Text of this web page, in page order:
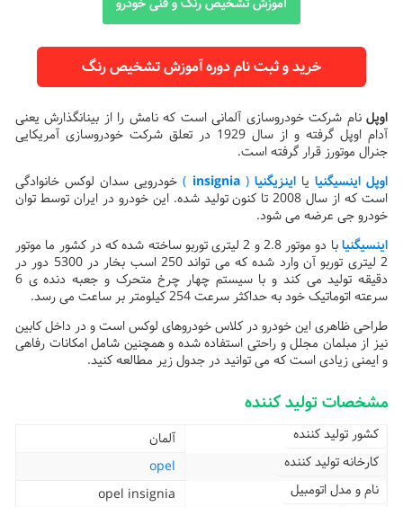
خرید و ثبت نام دوره آموزش تشخیص رنگ
اوپل نام شرکت خودروسازی آلمانی است که نامش را از بینانگذارش یعنی
آدام اوپل گرفته و از سال 1929 در تعلق شرکت خودروسازی آمریکایی
جنرال موتورز قرار گرفته است.
اوپل اینسیگنیا یااینزیگنیا (
insignia
)خودرویی سدان لوکس خانوادگی
است که از سال 2008 تا کنون تولید شده. این خودرو در ایران توسط توان
خودرو جی عرضه می شود.
اینسیگنیا
با دو موتور 2.8 و 2 لیتری توربو ساخته شده که در کشور ما موتور
2 لیتری توربو آن وارد شده که می تواند 250 اسب بخار در 5300 دور در
دقیقه تولید می کند و با سیستم چهار چرخ متحرک و جعبه دنده ی 6
سرعته اتوماتیک خود به حداکثر سرعت 254 کیلومتر بر ساعت می رسد.
طراحی ظاهری این خودرو در کلاس خودروهای لوکس است و در داخل کابین
نیز از مبلمان مجلل و راحتی استفاده شده و همچنین شامل امکانات رفاهی
و ایمنی زیادی است که می توانید در جدول زیر مطالعه کنید.
مشخصات تولید کننده
کشور تولید کننده
آلمان
کارخانه تولید کننده
نام و مدل اتومبیل